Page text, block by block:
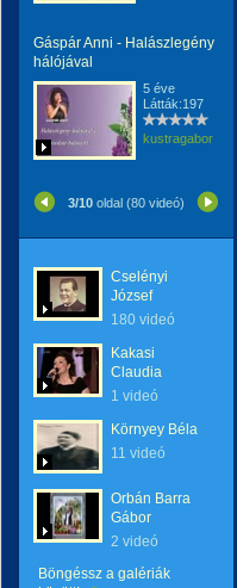
Gáspár Anni - Halászlegény
hálójával
5 éve
Látták:197
kustragabor
3/10 oldal (80 videó)
Cselényi
József
180 videó
Kakasi
Claudia
1 videó
Környey Béla
11 videó
Orbán Barra
Gábor
2 videó
Böngéssz a galériák